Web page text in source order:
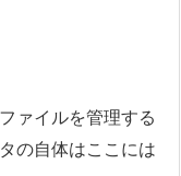
ァイルを管理する
の自体はここには